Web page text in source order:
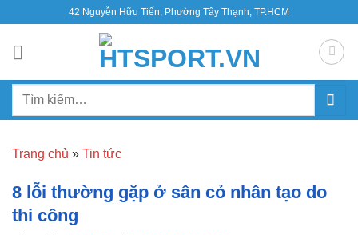
nội
42 Nguyễn Hữu Tiến, Phường Tây Thạnh, TP.HCM
Tìm
Trang chủ » Tin tức
8 lỗi thường gặp ở sân cỏ nhân tạo do
thi công